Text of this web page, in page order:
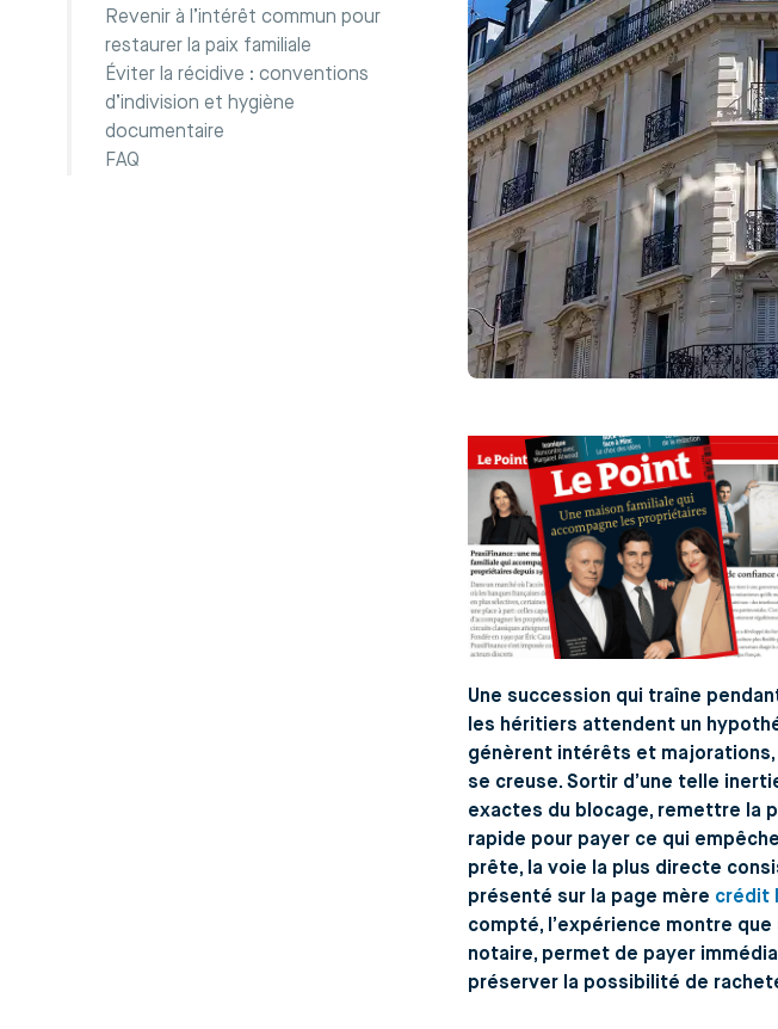
Revenir à l’intérêt commun pour
restaurer la paix familiale
Éviter la récidive : conventions
d’indivision et hygiène
documentaire
FAQ
Une succession qui traîne
les héritiers attendent un
génèrent intérêts et
se creuse. Sortir d’une telle
exactes du blocage, remettre la
rapide pour payer ce qui
prête, la voie la plus directe
présenté sur la page mère crédit
compté, l’expérience montre
notaire, permet de payer
préserver la possibilité de